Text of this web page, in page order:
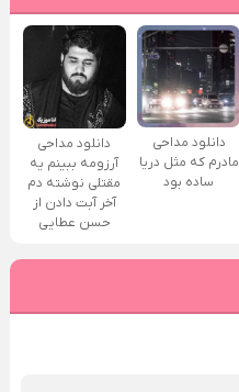
دانلود مداحی
مادرم که مثل دریا
ساده بود
دانلود مداحی
آرزومه ببینم یه
مقتلی نوشته دم
آخر آبت دادن از
حسن عطایی